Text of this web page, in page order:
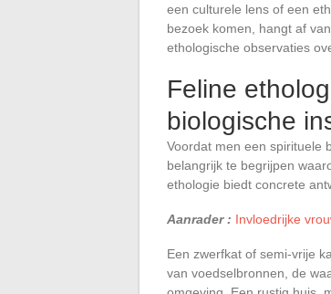
een culturele lens of een
bezoek komen, hangt af
ethologische observaties
Feline
biologische
Voordat men een spirituele
belangrijk te begrijpen
ethologie biedt concrete
Aanrader : Invloedrijke
Een zwerfkat of semi-vrije
van voedselbronnen, de